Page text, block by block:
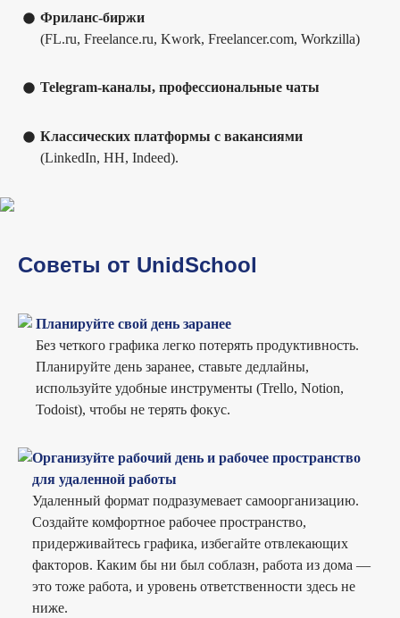
Фриланс-биржи
(FL.ru, Freelance.ru, Kwork, Freelancer.com, Workzilla)
Telegram-каналы, профессиональные чаты
Классических платформы с вакансиями
(LinkedIn, HH, Indeed).
Советы от UnidSchool
Планируйте свой день заранее
Без четкого графика легко потерять продуктивность.
Планируйте день заранее, ставьте дедлайны,
используйте удобные инструменты (Trello, Notion,
Todoist), чтобы не терять фокус.
Организуйте рабочий день и рабочее пространство
для удаленной работы
Удаленный формат подразумевает самоорганизацию.
Создайте комфортное рабочее пространство,
придерживайтесь графика, избегайте отвлекающих
факторов. Каким бы ни был соблазн, работа из дома —
это тоже работа, и уровень ответственности здесь не
ниже.